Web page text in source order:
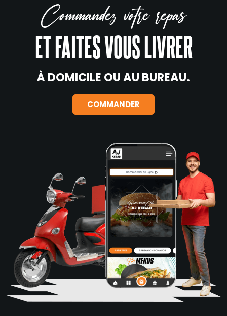
Commandez votre repas
ET FAITES VOUS LIVRER
À DOMICILE OU AU BUREAU.
COMMANDER